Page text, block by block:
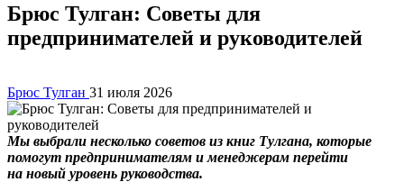
Брюс Тулган: Советы для
предпринимателей и руководителей
Брюс Тулган 31 июля 2026
Мы выбрали несколько советов из книг Тулгана, которые
помогут предпринимателям и менеджерам перейти
на новый уровень руководства.